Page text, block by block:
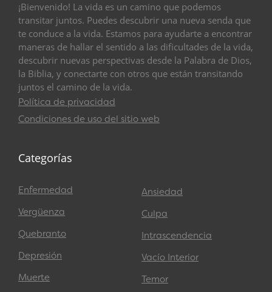
¡Bienvenido! La vida es un camino que podemos
transitar juntos. Puedes descubrir una nueva senda que
te conduce a la vida. Estamos para ayudarte a encontrar
maneras de hallar el sentido a las dificultades de la vida,
descubrir nuevas perspectivas desde la Palabra de Dios,
la Biblia, y conectarte con otros que están transitando
juntos el camino de la vida.
Política de privacidad
Condiciones de uso del sitio web
Categorías
Enfermedad
Vergüenza
Quebranto
Depresión
Muerte
Ansiedad
Culpa
Intrascendencia
Vacío Interior
Temor